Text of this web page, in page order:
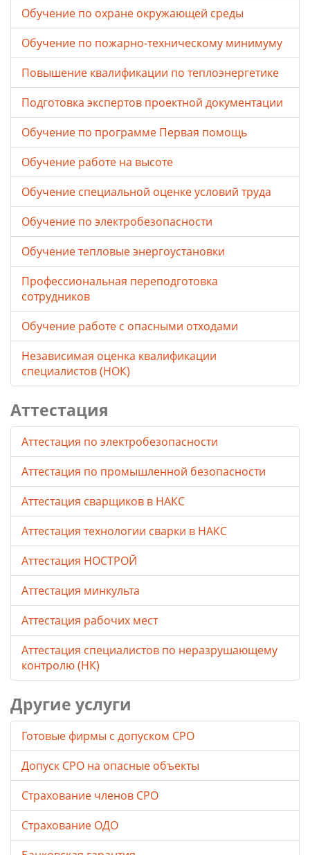
Обучение по охране окружающей среды
Обучение по пожарно-техническому минимуму
Повышение квалификации по теплоэнергетике
Подготовка экспертов проектной документации
Обучение по программе Первая помощь
Обучение работе на высоте
Обучение специальной оценке условий труда
Обучение по электробезопасности
Обучение тепловые энергоустановки
Профессиональная переподготовка
сотрудников
Обучение работе с опасными отходами
Независимая оценка квалификации
специалистов (НОК)
Аттестация
Аттестация по электробезопасности
Аттестация по промышленной безопасности
Аттестация сварщиков в НАКС
Аттестация технологии сварки в НАКС
Аттестация НОСТРОЙ
Аттестация минкульта
Аттестация рабочих мест
Аттестация специалистов по неразрушающему
контролю (НК)
Другие услуги
Готовые фирмы с допуском СРО
Допуск СРО на опасные объекты
Страхование членов СРО
Страхование ОДО